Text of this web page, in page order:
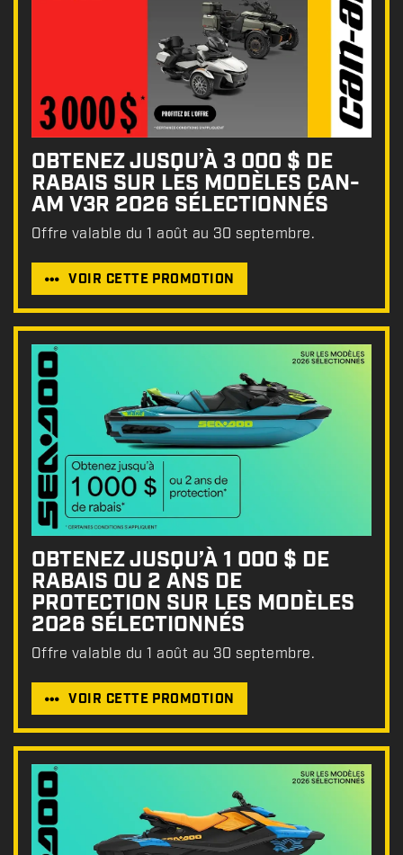
OBTENEZ JUSQU’À 3 000 $ DE
RABAIS SUR LES MODÈLES CAN-
AM V3R 2026 SÉLECTIONNÉS
Offre valable du 1 août au 30 septembre.
VOIR CETTE PROMOTION
OBTENEZ JUSQU’À 1 000 $ DE
RABAIS OU 2 ANS DE
PROTECTION SUR LES MODÈLES
2026 SÉLECTIONNÉS
Offre valable du 1 août au 30 septembre.
VOIR CETTE PROMOTION